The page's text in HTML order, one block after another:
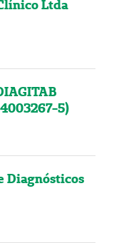
Ltda
5)
Diagnósticos